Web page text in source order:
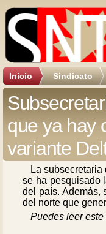
Inicio Sindicato
que ya hay
variante
La
se ha pesquisado
del país. Además,
del norte que
Puedes leer